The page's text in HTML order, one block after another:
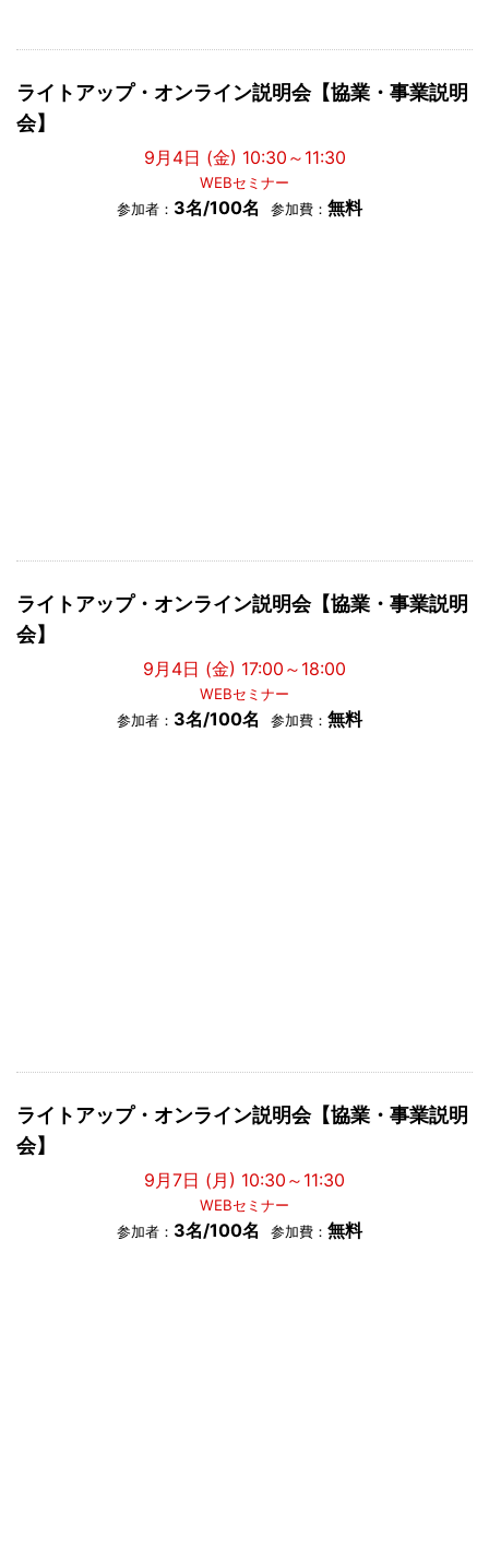
ライトアップ・オンライン説明会【協業・事業説明
会】
9月4日 (金) 10:30～11:30
WEBセミナー
参加者： 3名/100名 参加費： 無料
ライトアップ・オンライン説明会【協業・事業説明
会】
9月4日 (金) 17:00～18:00
WEBセミナー
参加者： 3名/100名 参加費： 無料
ライトアップ・オンライン説明会【協業・事業説明
会】
9月7日 (月) 10:30～11:30
WEBセミナー
参加者： 3名/100名 参加費： 無料